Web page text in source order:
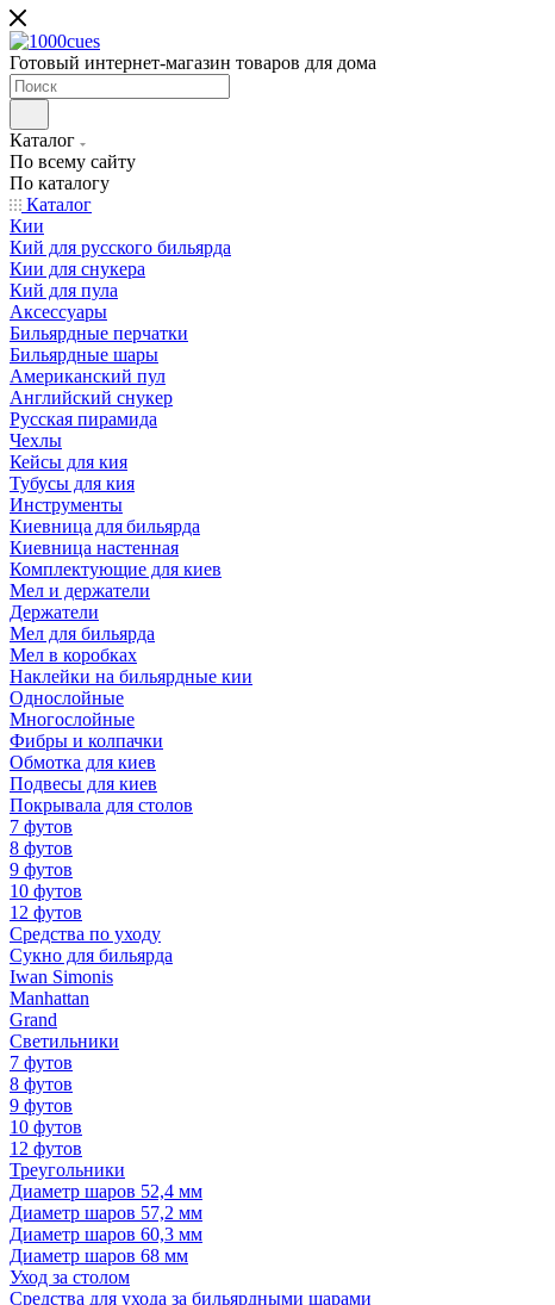
Готовый интернет-магазин товаров для дома
Каталог
По всему сайту
По каталогу
Каталог
Кии
Кий для русского бильярда
Кии для снукера
Кий для пула
Аксессуары
Бильярдные перчатки
Бильярдные шары
Американский пул
Английский снукер
Русская пирамида
Чехлы
Кейсы для кия
Тубусы для кия
Инструменты
Киевница для бильярда
Киевница настенная
Комплектующие для киев
Мел и держатели
Держатели
Мел для бильярда
Мел в коробках
Наклейки на бильярдные кии
Однослойные
Многослойные
Фибры и колпачки
Обмотка для киев
Подвесы для киев
Покрывала для столов
7 футов
8 футов
9 футов
10 футов
12 футов
Средства по уходу
Сукно для бильярда
Iwan Simonis
Manhattan
Grand
Светильники
7 футов
8 футов
9 футов
10 футов
12 футов
Треугольники
Диаметр шаров 52,4 мм
Диаметр шаров 57,2 мм
Диаметр шаров 60,3 мм
Диаметр шаров 68 мм
Уход за столом
Средства для ухода за бильярдными шарами